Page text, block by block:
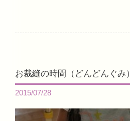
お裁縫の時間（どんどんぐみ）
2015/07/28